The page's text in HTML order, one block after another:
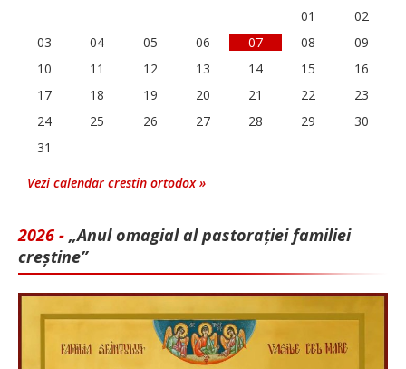
01
02
03
04 05 06 07 08
09
10
11 12 13 14 15
16
17
18 19 20 21 22
23
24
25 26 27 28 29
30
31
Vezi calendar crestin ortodox »
2026 - „Anul omagial al pastorației familiei
creștine”